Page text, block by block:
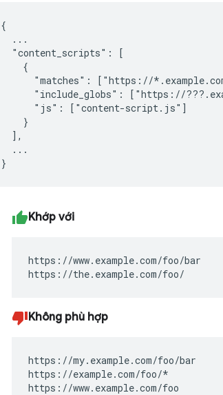
{
  ...
  "content_scripts": [
    {
"matches": ["https://
"include_globs": ["https://
      "js": ["content-script.js"]
    }
  ],
  ...
Khớp với
https://www.example.com/foo/bar
https://the.example.com/foo/
Không phù hợp
https://my.example.com/foo/bar
https://example.com/foo/*
https://www.example.com/foo